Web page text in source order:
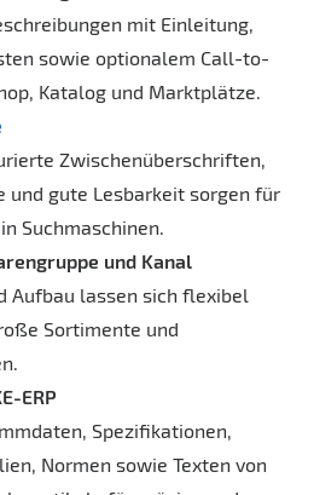
mit Einleitung,
sowie optionalem Call-to-
Katalog und Marktplätze.
Zwischenüberschriften,
und gute Lesbarkeit sorgen für
Suchmaschinen.
und Kanal
Aufbau lassen sich flexibel
Sortimente und
ERP
Spezifikationen,
Normen sowie Texten von